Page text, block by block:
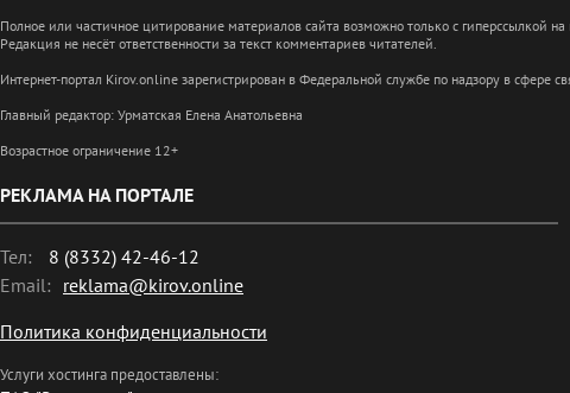
Полное или частичное цитирование материалов сайта возможно только с
Редакция не несёт ответственности за текст комментариев читателей.
Интернет-портал Kirov.online зарегистрирован в Федеральной службе по надзору в
Главный редактор: Урматская Елена Анатольевна
Возрастное ограничение 12+
РЕКЛАМА НА ПОРТАЛЕ
Тел:
8 (8332) 42-46-12
Email: reklama@kirov.online
Политика конфиденциальности
Услуги хостинга предоставлены: